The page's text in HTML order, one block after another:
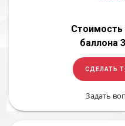
Стоимость
баллона
СДЕЛАТЬ
Задать